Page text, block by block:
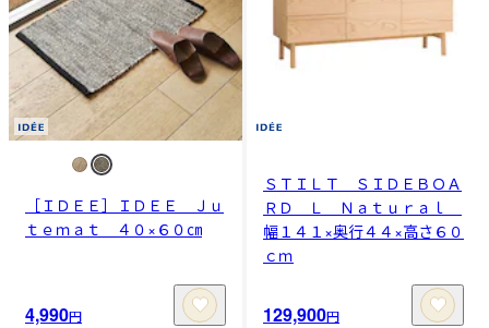
［ＩＤＥＥ］ＩＤＥＥ Ｊｕ
ｔｅｍａｔ ４０×６０㎝
4,990円
ＳＴＩＬＴ ＳＩＤＥＢＯＡ
ＲＤ Ｌ Ｎａｔｕｒａｌ
幅１４１×奥行４４×高さ６０
ｃｍ
129,900円